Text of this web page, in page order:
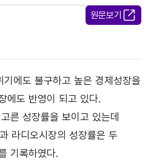
원문보기
에도 불구하고 높은 경제성장을
에도 반영이 되고 있다.
른 성장률을 보이고 있는데
라디오시장의 성장률은 두
기록하였다.